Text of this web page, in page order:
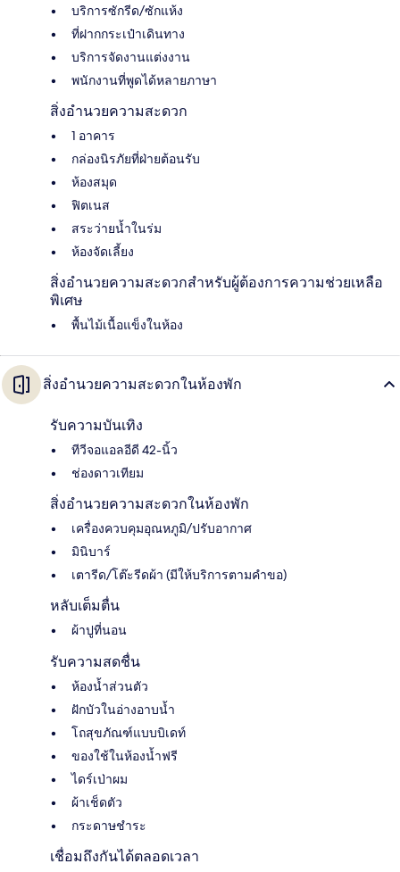
บริการซักรีด/ซักแห้ง
ที่ฝากกระเป๋าเดินทาง
บริการจัดงานแต่งงาน
พนักงานที่พูดได้หลายภาษา
สิ่งอำนวยความสะดวก
1 อาคาร
กล่องนิรภัยที่ฝ่ายต้อนรับ
ห้องสมุด
ฟิตเนส
สระว่ายน้ำในร่ม
ห้องจัดเลี้ยง
สิ่งอำนวยความสะดวกสำหรับผู้ต้องการความช่วยเหลือ
พิเศษ
พื้นไม้เนื้อแข็งในห้อง
สิ่งอำนวยความสะดวกในห้องพัก
รับความบันเทิง
ทีวีจอแอลอีดี 42-นิ้ว
ช่องดาวเทียม
สิ่งอำนวยความสะดวกในห้องพัก
เครื่องควบคุมอุณหภูมิ/ปรับอากาศ
มินิบาร์
เตารีด/โต๊ะรีดผ้า (มีให้บริการตามคำขอ)
หลับเต็มตื่น
ผ้าปูที่นอน
รับความสดชื่น
ห้องน้ำส่วนตัว
ฝักบัวในอ่างอาบน้ำ
โถสุขภัณฑ์แบบบิเดท์
ของใช้ในห้องน้ำฟรี
ไดร์เป่าผม
ผ้าเช็ดตัว
กระดาษชำระ
เชื่อมถึงกันได้ตลอดเวลา